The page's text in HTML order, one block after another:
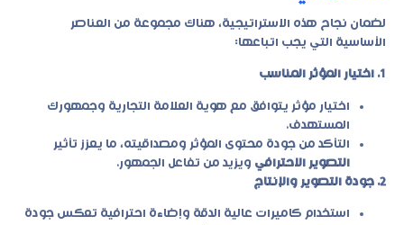
لضمان نجاح هذه الاستراتيجية، هناك مجموعة من العناصر
الأساسية التي يجب اتباعها:
1. اختيار المؤثر المناسب
اختيار مؤثر يتوافق مع هوية العلامة التجارية وجمهورك
المستهدف.
التأكد من جودة محتوى المؤثر ومصداقيته، ما يعزز تأثير
التصوير الاحترافي ويزيد من تفاعل الجمهور.
2. جودة التصوير والإنتاج
استخدام كاميرات عالية الدقة وإضاءة احترافية تعكس جودة